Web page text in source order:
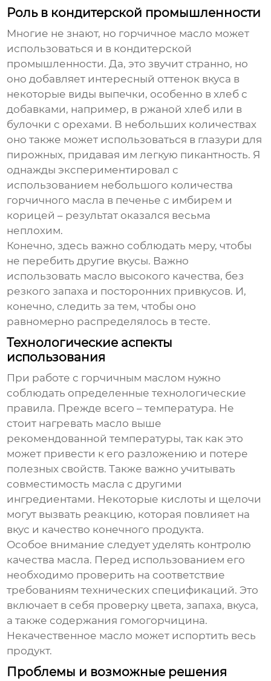
Роль в кондитерской промышленности
Многие не знают, но горчичное масло может
использоваться и в кондитерской
промышленности. Да, это звучит странно, но
оно добавляет интересный оттенок вкуса в
некоторые виды выпечки, особенно в хлеб с
добавками, например, в ржаной хлеб или в
булочки с орехами. В небольших количествах
оно также может использоваться в глазури для
пирожных, придавая им легкую пикантность. Я
однажды экспериментировал с
использованием небольшого количества
горчичного масла в печенье с имбирем и
корицей – результат оказался весьма
неплохим.
Конечно, здесь важно соблюдать меру, чтобы
не перебить другие вкусы. Важно
использовать масло высокого качества, без
резкого запаха и посторонних привкусов. И,
конечно, следить за тем, чтобы оно
равномерно распределялось в тесте.
Технологические аспекты
использования
При работе с горчичным маслом нужно
соблюдать определенные технологические
правила. Прежде всего – температура. Не
стоит нагревать масло выше
рекомендованной температуры, так как это
может привести к его разложению и потере
полезных свойств. Также важно учитывать
совместимость масла с другими
ингредиентами. Некоторые кислоты и щелочи
могут вызвать реакцию, которая повлияет на
вкус и качество конечного продукта.
Особое внимание следует уделять контролю
качества масла. Перед использованием его
необходимо проверить на соответствие
требованиям технических спецификаций. Это
включает в себя проверку цвета, запаха, вкуса,
а также содержания гомогорчицина.
Некачественное масло может испортить весь
продукт.
Проблемы и возможные решения